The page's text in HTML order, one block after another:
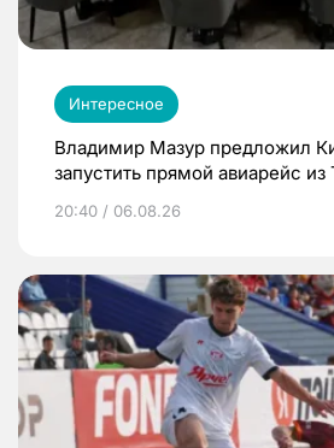
Интересное
Владимир Мазур предложил
запустить прямой авиарейс
20:40 / 06.08.26